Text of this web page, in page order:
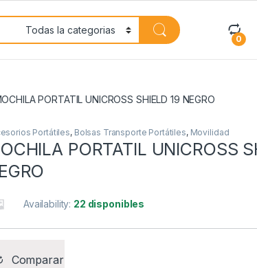
0
PORTATIL UNICROSS SHIELD 19 NEGRO
Portátiles, Bolsas Transporte Portátiles, Movilidad
PORTATIL UNICROSS
Availability: 22 disponibles
Comparar